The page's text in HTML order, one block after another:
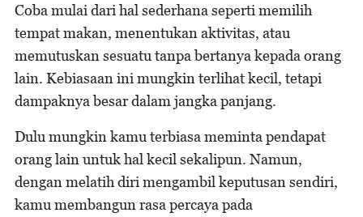
Coba mulai dari hal sederhana seperti memilih
tempat makan, menentukan aktivitas, atau
memutuskan sesuatu tanpa bertanya kepada orang
lain. Kebiasaan ini mungkin terlihat kecil, tetapi
dampaknya besar dalam jangka panjang.
Dulu mungkin kamu terbiasa meminta pendapat
orang lain untuk hal kecil sekalipun. Namun,
dengan melatih diri mengambil keputusan sendiri,
kamu membangun rasa percaya pada